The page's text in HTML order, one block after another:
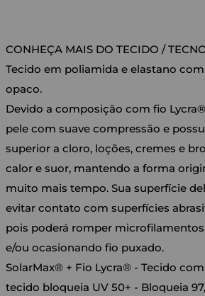
CONHEÇA MAIS DO TECIDO /
Tecido em poliamida e elastano
opaco.
Devido a composição com fio
pele com suave compressão e
superior a cloro, loções, cremes e
calor e suor, mantendo a forma
muito mais tempo. Sua superfície
evitar contato com superfícies
pois poderá romper
e/ou ocasionando fio puxado.
SolarMax® + Fio Lycra® - Tecido
tecido bloqueia UV 50+ - Bloqueia